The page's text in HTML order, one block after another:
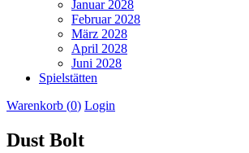
Januar 2028
Februar 2028
März 2028
April 2028
Juni 2028
Spielstätten
Warenkorb (0) Login
Dust Bolt